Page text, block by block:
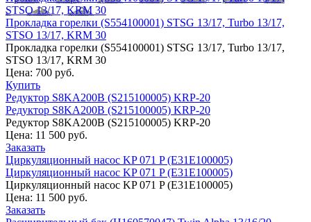
STSO 13/17, KRM 30
Прокладка горелки (S554100001) STSG 13/17, Turbo 13/17,
STSO 13/17, KRM 30
Прокладка горелки (S554100001) STSG 13/17, Turbo 13/17,
STSO 13/17, KRM 30
Цена: 700 руб.
Купить
Редуктор S8KA200B (S215100005) KRP-20
Редуктор S8KA200B (S215100005) KRP-20
Редуктор S8KA200B (S215100005) KRP-20
Цена: 11 500 руб.
Заказать
Циркуляционный насос KP 071 P (E31E100005)
Циркуляционный насос KP 071 P (E31E100005)
Циркуляционный насос KP 071 P (E31E100005)
Цена: 11 500 руб.
Заказать